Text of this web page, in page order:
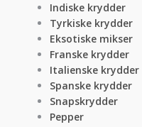
Indiske krydder
Tyrkiske krydder
Eksotiske mikser
Franske krydder
Italienske krydder
Spanske krydder
Snapskrydder
Pepper